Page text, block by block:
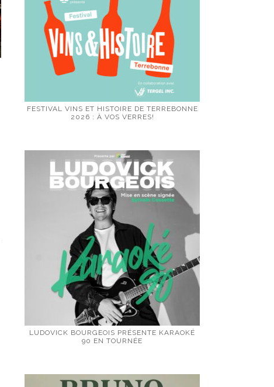
FESTIVAL VINS ET HISTOIRE DE TERREBONNE
2026 : À VOS VERRES!
LUDOVICK BOURGEOIS PRÉSENTE KARAOKÉ
90 EN TOURNÉE